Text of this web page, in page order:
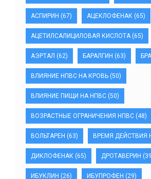
АСПИРИН (67) АЦЕКЛОФЕНАК (65)
АЦЕТИЛСАЛИЦИЛОВАЯ КИСЛОТА(65)
АЭРТАЛ (62) БАРАЛГИН (63)
ВЛИЯНИЕ НПВС НА КРОВЬ (50)
ВЛИЯНИЕ ПИЩИ НА НПВС (50)
ВОЗРАСТНЫЕ ОГРАНИЧЕНИЯ НПВС (48)
ВОЛЬТАРЕН (63) ВРЕМЯ ДЕЙСТВИЯ
ДИКЛОФЕНАК (65) ДРОТАВЕРИН
ИБУКЛИН (26) ИБУПРОФЕН (29)